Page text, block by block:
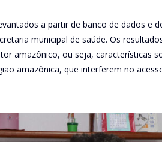
a partir de banco de dados e
municipal de saúde. Os
amazônico, ou seja, características
amazônica, que interferem no